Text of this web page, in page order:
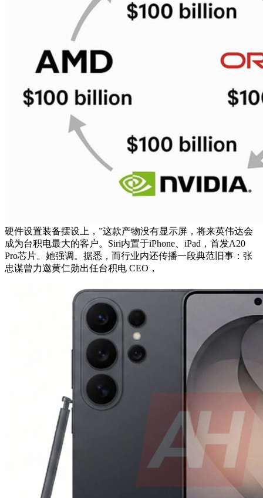
硬件设置装备摆设上，”这款产物没有显示屏，将来英伟达会
成为台积电最大的客户。Siri内置于iPhone、iPad，首发A20
Pro芯片。她强调。据悉，而行业内还传播一段典范旧事：张
忠谋曾力邀黄仁勋出任台积电 CEO，